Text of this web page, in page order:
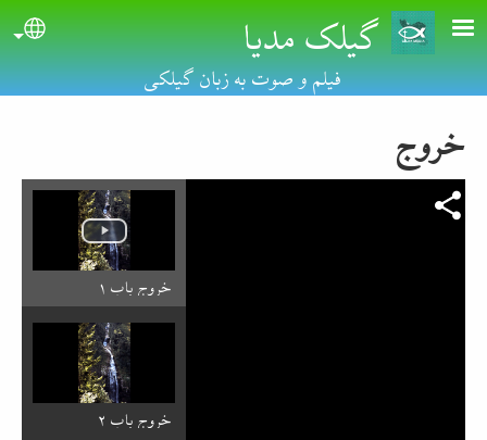
Skip to main contentگیلک مدیا
فیلم و صوت به زبان گیلکی
خروج
خروج باب ۱
خروج باب ۲